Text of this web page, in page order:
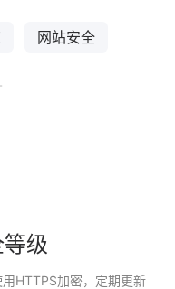
网站安全
级
HTTPS加密，定期更新